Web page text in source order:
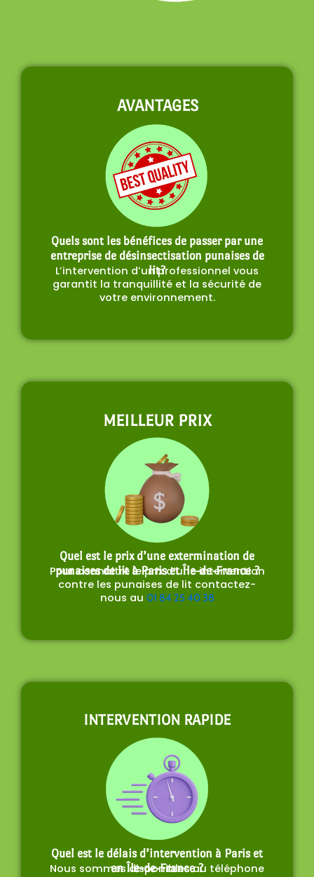
AVANTAGES
Quels sont les bénéfices de passer par une
entreprise de désinsectisation punaises de
lit?
L’intervention d’un professionnel vous
garantit la tranquillité et la sécurité de
votre environnement.
MEILLEUR PRIX
Quel est le prix d’une extermination de
punaises de lit à Paris et Île-de-France ?
Pour connaitre le prix d’une intervention
contre les punaises de lit contactez-
nous au 01 84 25 40 38
INTERVENTION RAPIDE
Quel est le délais d’intervention à Paris et
en Île-de-France ?
Nous sommes disponibles au téléphone